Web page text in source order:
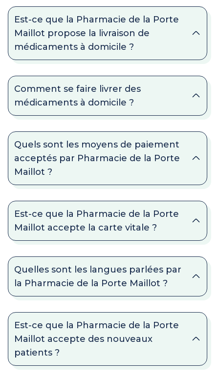
Est-ce que la Pharmacie de la Porte
Maillot propose la livraison de
médicaments à domicile ?
Comment se faire livrer des
médicaments à domicile ?
Quels sont les moyens de paiement
acceptés par Pharmacie de la Porte
Maillot ?
Est-ce que la Pharmacie de la Porte
Maillot accepte la carte vitale ?
Quelles sont les langues parlées par
la Pharmacie de la Porte Maillot ?
Est-ce que la Pharmacie de la Porte
Maillot accepte des nouveaux
patients ?